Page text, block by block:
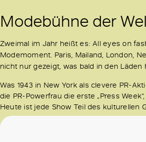
Modebühne der
Zweimal im Jahr heißt es: All eyes on
Modemoment. Paris, Mailand, London,
nicht nur gezeigt, was bald in den
Was 1943 in New York als clevere PR-
die PR-Powerfrau die erste „Press
Heute ist jede Show Teil des kulturellen